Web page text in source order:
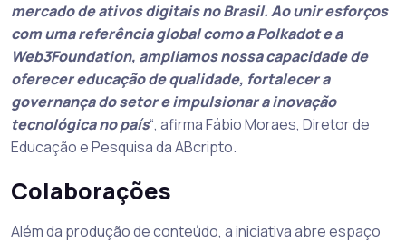
mercado de ativos digitais no Brasil. Ao unir esforços
com uma referência global como a Polkadot e a
Web3Foundation, ampliamos nossa capacidade de
oferecer educação de qualidade, fortalecer a
governança do setor e impulsionar a inovação
tecnológica no país“, afirma Fábio Moraes, Diretor de
Educação e Pesquisa da ABcripto.
Colaborações
Além da produção de conteúdo, a iniciativa abre espaço